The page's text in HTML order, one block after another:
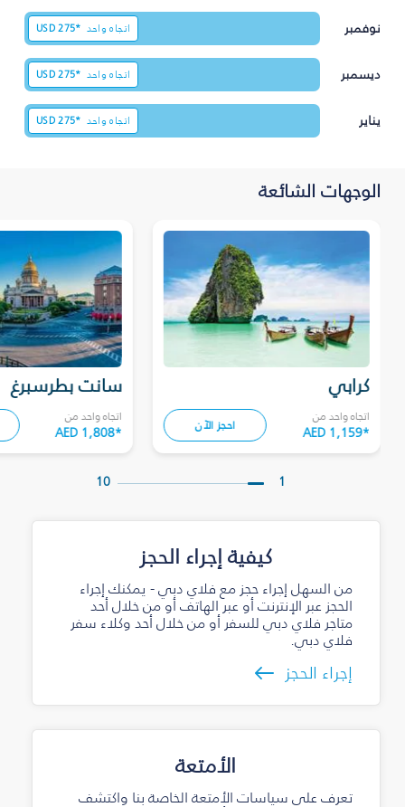
نوفمبر اتجاه واحد USD275*
ديسمبر اتجاه واحد USD275*
يناير اتجاه واحد USD275*
الوجهات الشائعة
سانت بطرسبرغ
اتجاه واحد من
AED 1,808*
كرابي
اتجاه واحد من
AED 1,159* احجز الآن
10 1
كيفية إجراء الحجز
من السهل إجراء حجز مع فلاي دبي - يمكنك إجراء
الحجز عبر الإنترنت أو عبر الهاتف أو من خلال أحد
متاجر فلاي دبي للسفر أو من خلال أحد وكلاء سفر
فلاي دبي.
إجراء الحجز
الأمتعة
تعرف على سياسات الأمتعة الخاصة بنا واكتشف